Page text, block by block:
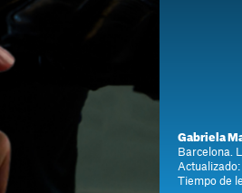
Gabriela
Barcelona.
Tiempo de